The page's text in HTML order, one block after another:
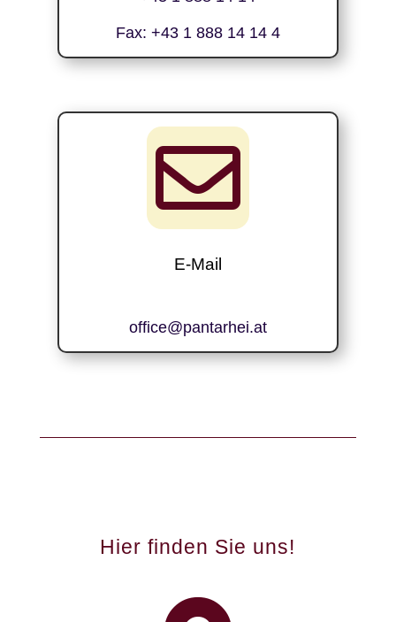
Fax: +43 1 888 14 14 4

E-Mail
office@pantarhei.at
Hier finden Sie uns!